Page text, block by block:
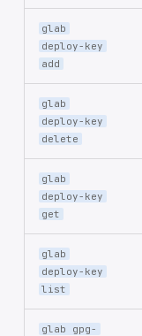
glab
deploy-key
add
glab
deploy-key
delete
glab
deploy-key
get
glab
deploy-key
list
glab gpg-